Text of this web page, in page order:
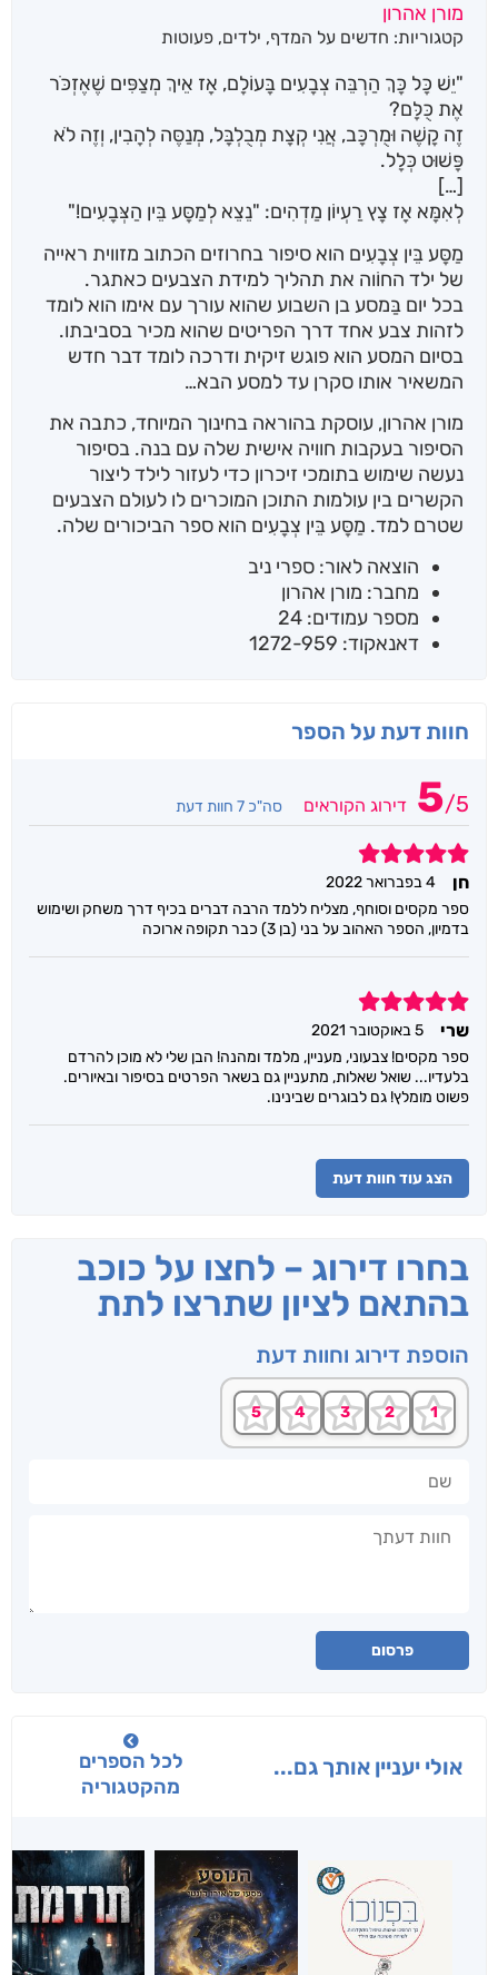
מבוסס על
דירוגים של
מורן אהרון
קטגוריות: חדשים על המדף, ילדים, פעוטות
"יֵשׁ כָּל כָּךְ הַרְבֵּה צְבָעִים בָּעוֹלָם, אָז אֵיךְ מְצַפִּים שֶׁאֶזְכֹּר
אֶת כֻּלָּם?
זֶה קָשֶׁה וּמֻרְכָּב, אֲנִי קְצָת מְבֻלְבָּל, מְנַסֶּה לְהָבִין, וְזֶה לֹא
פָּשׁוּט כְּלָל.
[…]
לְאִמָּא אָז צָץ רַעְיוֹן מַדְהִים: "נֵצֵא לְמַסָּע בֵּין הַצְּבָעִים!"
מַסָּע בֵּין צְבָעִים הוא סיפור בחרוזים הכתוב מזווית ראייה
של ילד החוֹוה את תהליך למידת הצבעים כאתגר.
בכל יום בַּמסע בן השבוע שהוא עורך עם אימו הוא לומד
לזהות צבע אחד דרך הפריטים שהוא מכיר בסביבתו.
בסיום המסע הוא פוגש זיקית ודרכה לומד דבר חדש
המשאיר אותו סקרן עד למסע הבא…
מורן אהרון, עוסקת בהוראה בחינוך המיוחד, כתבה את
הסיפור בעקבות חוויה אישית שלה עם בנה. בסיפור
נעשה שימוש בתומכי זיכרון כדי לעזור לילד ליצור
הקשרים בין עולמות התוכן המוכרים לו לעולם הצבעים
שטרם למד. מַסָּע בֵּין צְבָעִים הוא ספר הביכורים שלה.
הוצאה לאור: ספרי ניב
מחבר: מורן אהרון
מספר עמודים: 24
דאנאקוד: 1272-959
חוות דעת על הספר
5/5 דירוג הקוראים סה"כ 7 חוות דעת
5
חן
4 בפברואר 2022
ספר מקסים וסוחף, מצליח ללמד הרבה דברים בכיף דרך משחק ושימוש
בדמיון, הספר האהוב על בני (בן 3) כבר תקופה ארוכה
5
שרי
5 באוקטובר 2021
ספר מקסים! צבעוני, מעניין, מלמד ומהנה! הבן שלי לא מוכן להרדם
בלעדיו... שואל שאלות, מתעניין גם בשאר הפרטים בסיפור ובאיורים.
פשוט מומלץ! גם לבוגרים שבינינו.
הצג עוד חוות דעת
בחרו דירוג – לחצו על כוכב
בהתאם לציון שתרצו לתת
הוספת דירוג וחוות דעת
פרסום
אולי יעניין אותך גם...
לכל הספרים
מהקטגוריה